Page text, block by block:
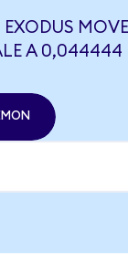
A 0,044444